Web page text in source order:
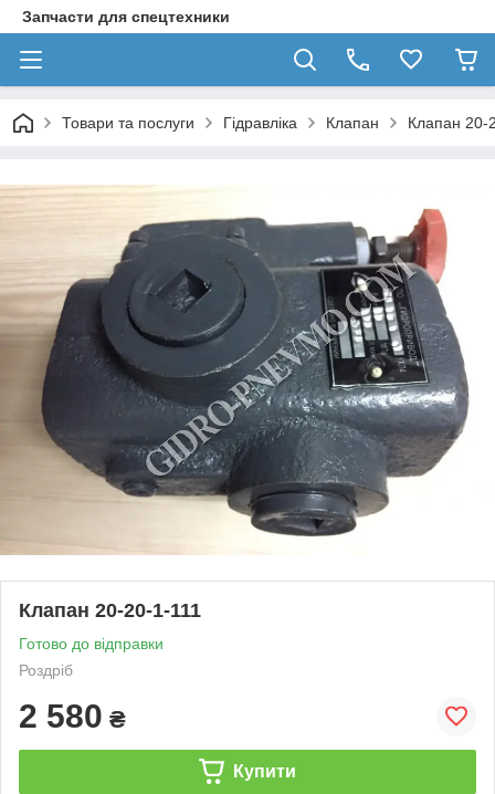
Запчасти для спецтехники
Товари та послуги Гідравліка Клапан Клапан 20-
Клапан 20-20-1-111
Готово до відправки
Роздріб
2 580 ₴
Купити